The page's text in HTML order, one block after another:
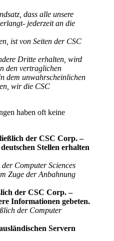
dass alle unsere
jederzeit an die
ist von Seiten der CSC
Dritte erhalten, wird
den vertraglichen
dem unwahrscheinlichen
wir die CSC
haben oft keine
der CSC Corp. –
Stellen erhalten
Computer Sciences
Zuge der Anbahnung
der CSC Corp. –
Informationen gebeten.
der Computer
Servern